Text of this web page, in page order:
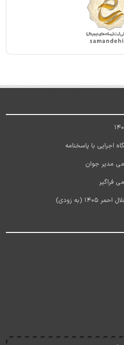
اجرایی با پاسخنامه
مدیر جوان
فراگیر
(به زودی)